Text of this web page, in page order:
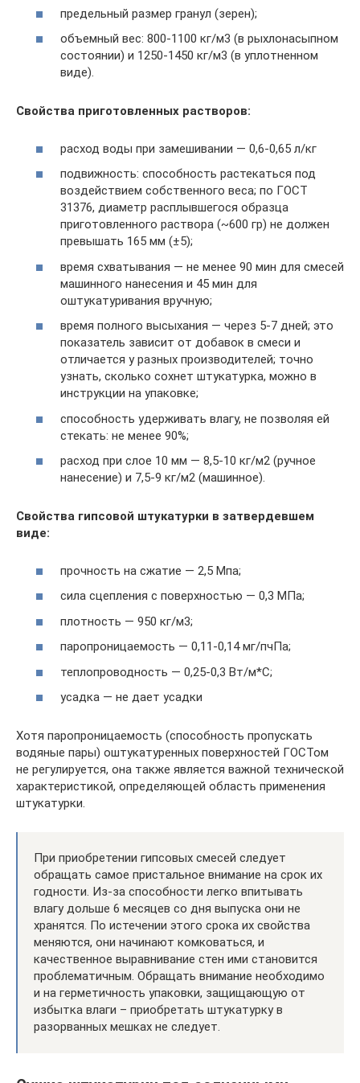
предельный размер гранул (зерен);
объемный вес: 800-1100 кг/м3 (в рыхлонасыпном
состоянии) и 1250-1450 кг/м3 (в уплотненном
виде).
Свойства приготовленных растворов:
расход воды при замешивании — 0,6-0,65 л/кг
подвижность: способность растекаться под
воздействием собственного веса; по ГОСТ
31376, диаметр расплывшегося образца
приготовленного раствора (~600 гр) не должен
превышать 165 мм (±5);
время схватывания — не менее 90 мин для смесей
машинного нанесения и 45 мин для
оштукатуривания вручную;
время полного высыхания — через 5-7 дней; это
показатель зависит от добавок в смеси и
отличается у разных производителей; точно
узнать, сколько сохнет штукатурка, можно в
инструкции на упаковке;
способность удерживать влагу, не позволяя ей
стекать: не менее 90%;
расход при слое 10 мм — 8,5-10 кг/м2 (ручное
нанесение) и 7,5-9 кг/м2 (машинное).
Свойства гипсовой штукатурки в затвердевшем
виде:
прочность на сжатие — 2,5 Мпа;
сила сцепления с поверхностью — 0,3 МПа;
плотность — 950 кг/м3;
паропроницаемость — 0,11-0,14 мг/пчПа;
теплопроводность — 0,25-0,3 Вт/м*С;
усадка — не дает усадки
Хотя паропроницаемость (способность пропускать
водяные пары) оштукатуренных поверхностей ГОСТом
не регулируется, она также является важной технической
характеристикой, определяющей область применения
штукатурки.
При приобретении гипсовых смесей следует
обращать самое пристальное внимание на срок их
годности. Из-за способности легко впитывать
влагу дольше 6 месяцев со дня выпуска они не
хранятся. По истечении этого срока их свойства
меняются, они начинают комковаться, и
качественное выравнивание стен ими становится
проблематичным. Обращать внимание необходимо
и на герметичность упаковки, защищающую от
избытка влаги – приобретать штукатурку в
разорванных мешках не следует.